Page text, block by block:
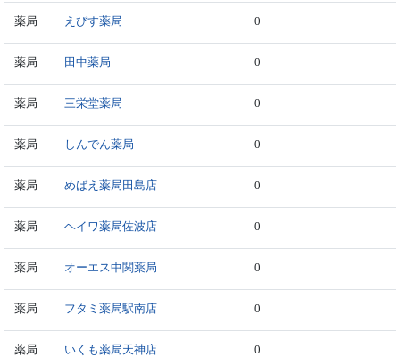
薬局 えびす薬局 0
薬局 田中薬局 0
薬局 三栄堂薬局 0
薬局 しんでん薬局 0
薬局 めばえ薬局田島店 0
薬局 ヘイワ薬局佐波店 0
薬局 オーエス中関薬局 0
薬局 フタミ薬局駅南店 0
薬局 いくも薬局天神店 0